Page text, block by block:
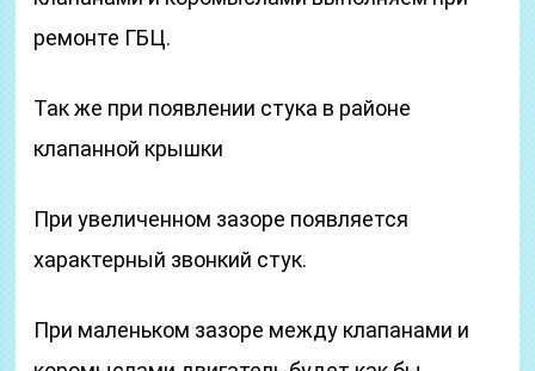
ремонте ГБЦ.
Так же при появлении стука в районе
клапанной крышки
При увеличенном зазоре появляется
характерный звонкий стук.
При маленьком зазоре между клапанами и